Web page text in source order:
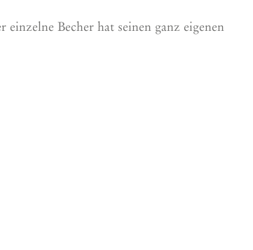
Becher hat seinen ganz eigenen